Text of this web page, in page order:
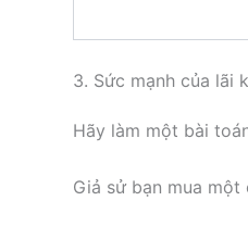
3. Sức mạnh của lãi
Hãy làm một bài
Giả sử bạn mua một